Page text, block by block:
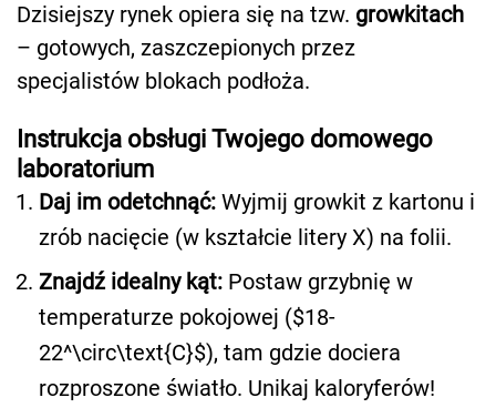
Dzisiejszy rynek opiera się na tzw. growkitach
– gotowych, zaszczepionych przez
specjalistów blokach podłoża.
Instrukcja obsługi Twojego domowego
laboratorium
Daj im odetchnąć: Wyjmij growkit z kartonu i
zrób nacięcie (w kształcie litery X) na folii.
Znajdź idealny kąt: Postaw grzybnię w
temperaturze pokojowej ($18-
22^\circ\text{C}$), tam gdzie dociera
rozproszone światło. Unikaj kaloryferów!